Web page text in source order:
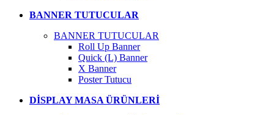
BANNER TUTUCULAR
BANNER TUTUCULAR
Roll Up Banner
Quick (L) Banner
X Banner
Poster Tutucu
DİSPLAY MASA ÜRÜNLERİ